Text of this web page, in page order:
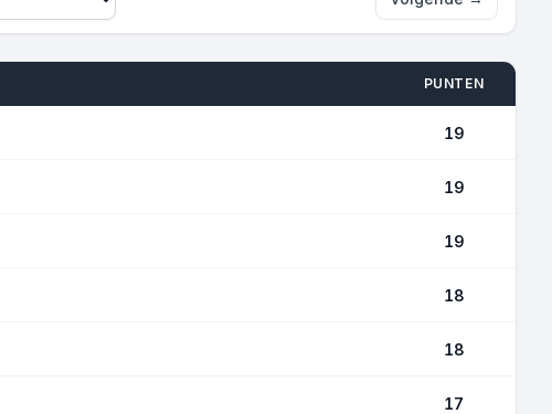
PUNTEN
19
19
19
18
18
17